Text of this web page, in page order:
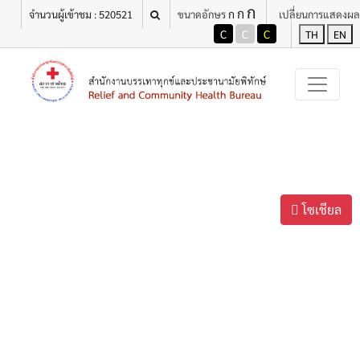
จำนวนผู้เข้าชม : 520521 ขนาดอักษรก ก ก เปลี่ยนการแสดงผล
C C C TH EN
โซเชียล